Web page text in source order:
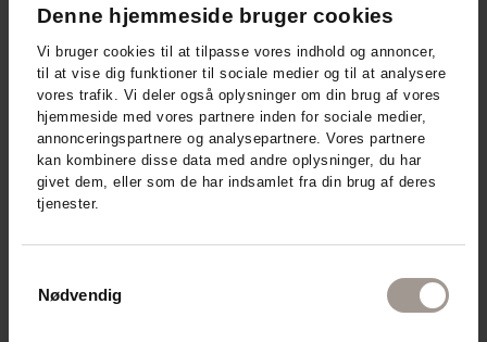
Denne hjemmeside bruger cookies
Vi bruger cookies til at tilpasse vores indhold og annoncer,
til at vise dig funktioner til sociale medier og til at analysere
vores trafik. Vi deler også oplysninger om din brug af vores
hjemmeside med vores partnere inden for sociale medier,
annonceringspartnere og analysepartnere. Vores partnere
kan kombinere disse data med andre oplysninger, du har
givet dem, eller som de har indsamlet fra din brug af deres
tjenester.
Nødvendig